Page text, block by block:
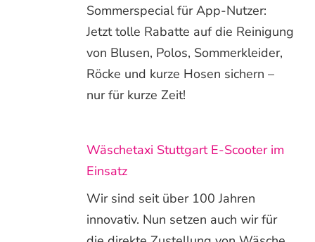
Sommerspecial für App-Nutzer:
Jetzt tolle Rabatte auf die Reinigung
von Blusen, Polos, Sommerkleider,
Röcke und kurze Hosen sichern –
nur für kurze Zeit!
Wäschetaxi Stuttgart E-Scooter im
Einsatz
Wir sind seit über 100 Jahren
innovativ. Nun setzen auch wir für